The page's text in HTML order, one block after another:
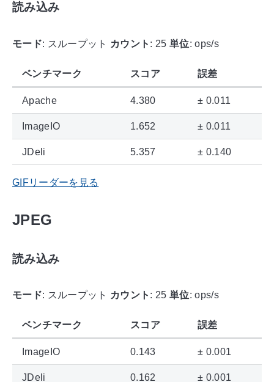
読み込み
モード: スループット カウント : 25 単位: ops/s
ベンチマーク スコア 誤差
Apache 4.380 ± 0.011
ImageIO 1.652 ± 0.011
JDeli 5.357 ± 0.140
GIFリーダーを見る
JPEG
読み込み
モード: スループット カウント : 25 単位: ops/s
ベンチマーク スコア 誤差
ImageIO 0.143 ± 0.001
JDeli 0.162 ± 0.001